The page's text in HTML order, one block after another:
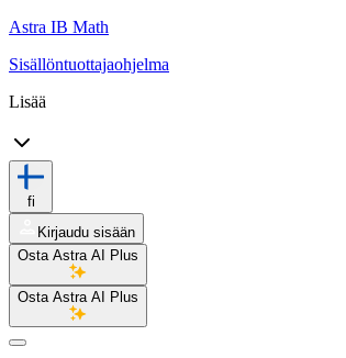
Astra IB Math
Sisällöntuottajaohjelma
Lisää
fi
Kirjaudu sisään
Osta Astra AI Plus
Osta Astra AI Plus